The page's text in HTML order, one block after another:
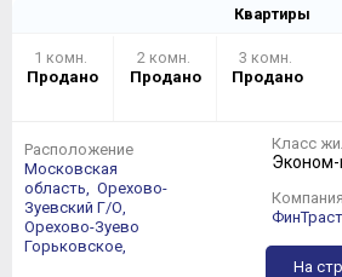
Подмосковья цена
продуманная внутренняя и
ПРОТИВ
отсутствие отдельного
РЕЗЮМЕ
Квартиры
1 комн.
Продано
2 комн.
Продано
3 комн.
Продано
Расположение
Московская
область,
Орехово-
Зуевский Г/О,
Орехово-Зуево
Горьковское,
Класс
Эконом-
Компания
На